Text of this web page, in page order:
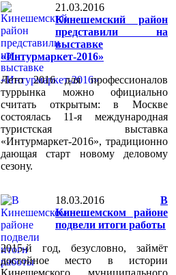
21.03.2016
Кинешемский район
представили на
выставке
«Интурмаркет-2016»
Лето 2016 для профессионалов
туррынка можно официально
считать открытым: в Москве
состоялась 11-я международная
туристская выставка
«Интурмаркет-2016», традиционно
дающая старт новому деловому
сезону.
18.03.2016
В
Кинешемском районе
подвели итоги работы
2015-й год, безусловно, займёт
достойное место в истории
Кинешемского муниципального